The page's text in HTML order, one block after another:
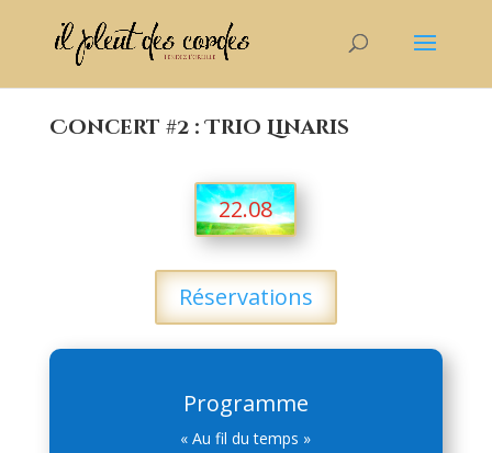
Concert #2 : Trio Linaris
22.08
Réservations
Programme
« Au fil du temps »